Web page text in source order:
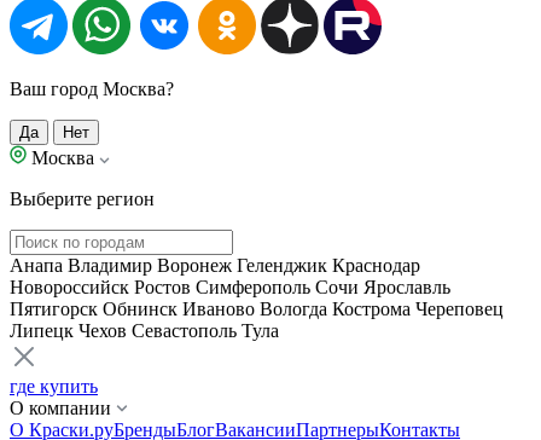
Ваш город Москва?
Да Нет
Москва
Выберите регион
Анапа Владимир Воронеж Геленджик Краснодар
Новороссийск Ростов Симферополь Сочи Ярославль
Пятигорск Обнинск Иваново Вологда Кострома Череповец
Липецк Чехов Севастополь Тула
где купить
О компании
О Краски.руБрендыБлогВакансииПартнерыКонтакты